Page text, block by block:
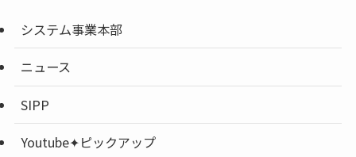
システム事業本部
ニュース
SIPP
Youtube✦ピックアップ